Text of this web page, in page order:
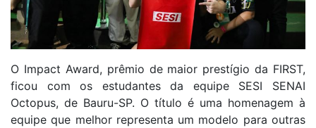
O Impact Award, prêmio de maior prestígio da FIRST,
ficou com os estudantes da equipe SESI SENAI
Octopus, de Bauru-SP. O título é uma homenagem à
equipe que melhor representa um modelo para outras